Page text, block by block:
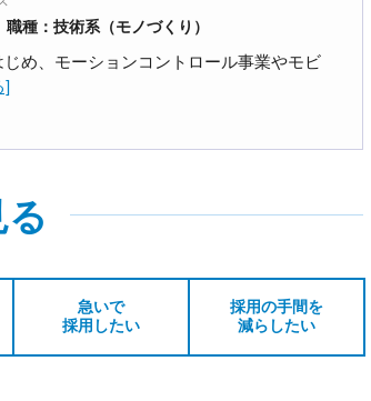
職種：技術系（モノづくり）
め、モーションコントロール事業やモビ
]
急いで
採用したい
採用の手間を
減らしたい